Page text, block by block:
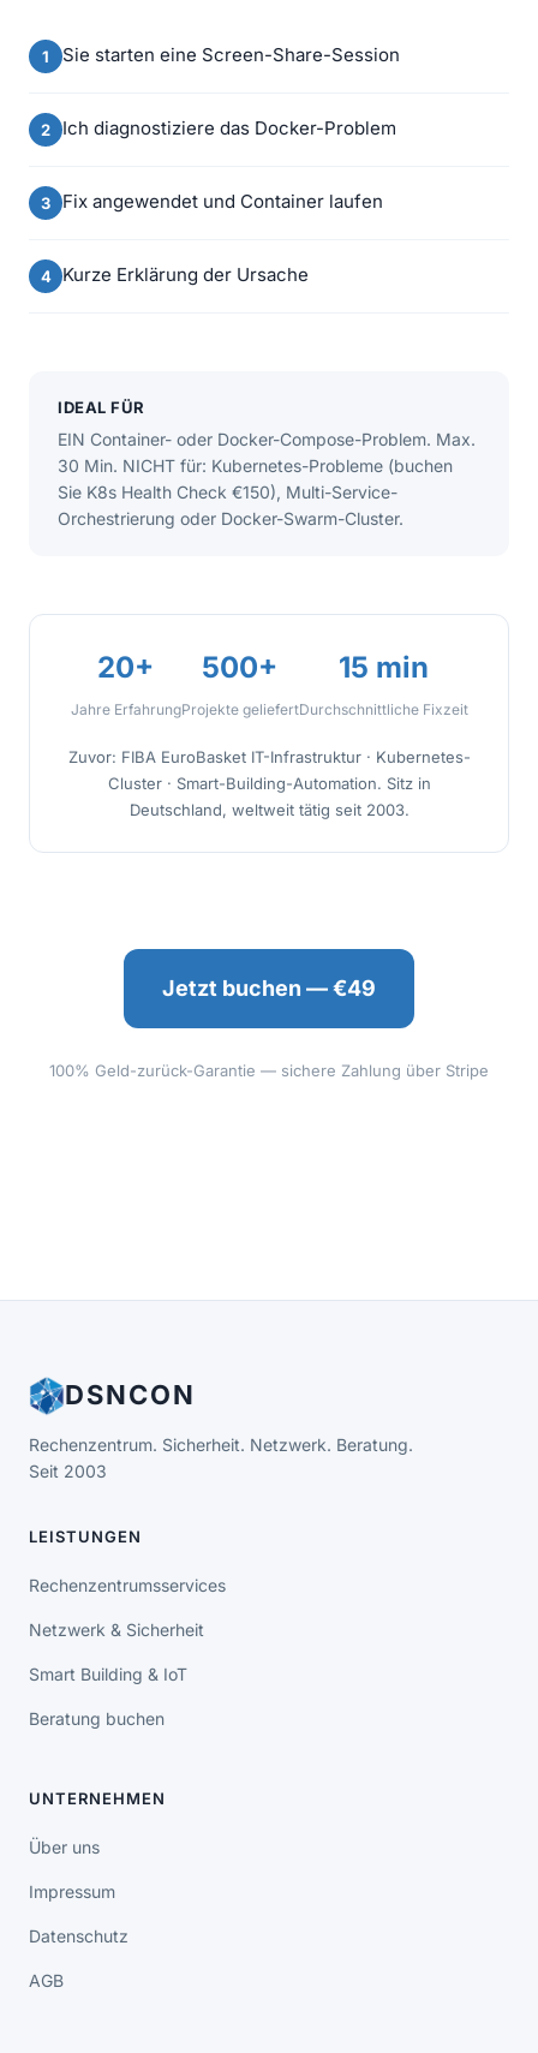
Sie starten eine Screen-Share-Session
Ich diagnostiziere das Docker-Problem
Fix angewendet und Container laufen
Kurze Erklärung der Ursache
IDEAL FÜR
EIN Container- oder Docker-Compose-Problem. Max.
30 Min. NICHT für: Kubernetes-Probleme (buchen
Sie K8s Health Check €150), Multi-Service-
Orchestrierung oder Docker-Swarm-Cluster.
20+
Jahre Erfahrung
500+
Projekte geliefert
15 min
Durchschnittliche Fixzeit
Zuvor: FIBA EuroBasket IT-Infrastruktur · Kubernetes-
Cluster · Smart-Building-Automation. Sitz in
Deutschland, weltweit tätig seit 2003.
Jetzt buchen — €49
100% Geld-zurück-Garantie — sichere Zahlung über Stripe
DSNCON
Rechenzentrum. Sicherheit. Netzwerk. Beratung.
Seit 2003
LEISTUNGEN
Rechenzentrumsservices
Netzwerk & Sicherheit
Smart Building & IoT
Beratung buchen
UNTERNEHMEN
Über uns
Impressum
Datenschutz
AGB